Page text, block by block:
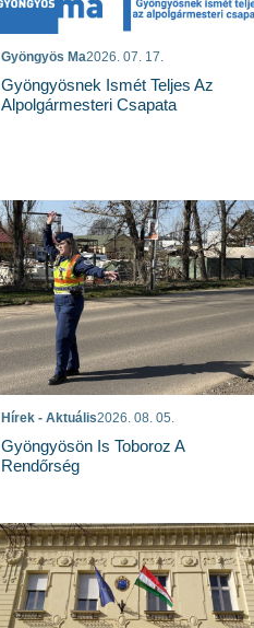
Gyöngyös Ma2026. 07. 17.
Gyöngyösnek Ismét Teljes Az
Alpolgármesteri Csapata
Hírek - Aktuális2026. 08. 05.
Gyöngyösön Is Toboroz A
Rendőrség